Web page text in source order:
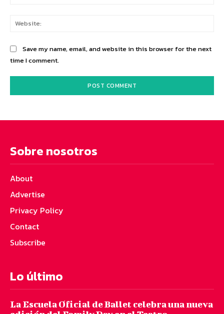
Save my name, email, and website in this browser for the next
time I comment.
Sobre nosotros
About
Advertise
Privacy Policy
Contact
Subscribe
Lo último
La Escuela Oficial de Ballet celebra una nueva